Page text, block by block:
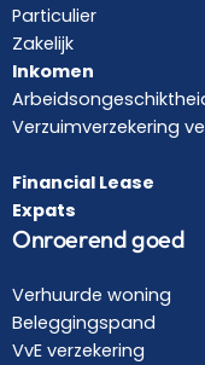
Particulier
Zakelijk
Inkomen
Verzuimverzekering
Financial Lease
Expats
Onroerend goed
Verhuurde woning
Beleggingspand
VvE verzekering